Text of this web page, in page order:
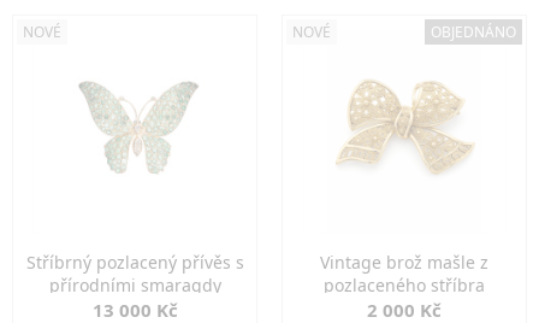
NOVÉ
Stříbrný pozlacený přívěs s
přírodními smaragdy
13 000 Kč
NOVÉ OBJEDNÁNO
Vintage brož mašle z
pozlaceného stříbra
2 000 Kč